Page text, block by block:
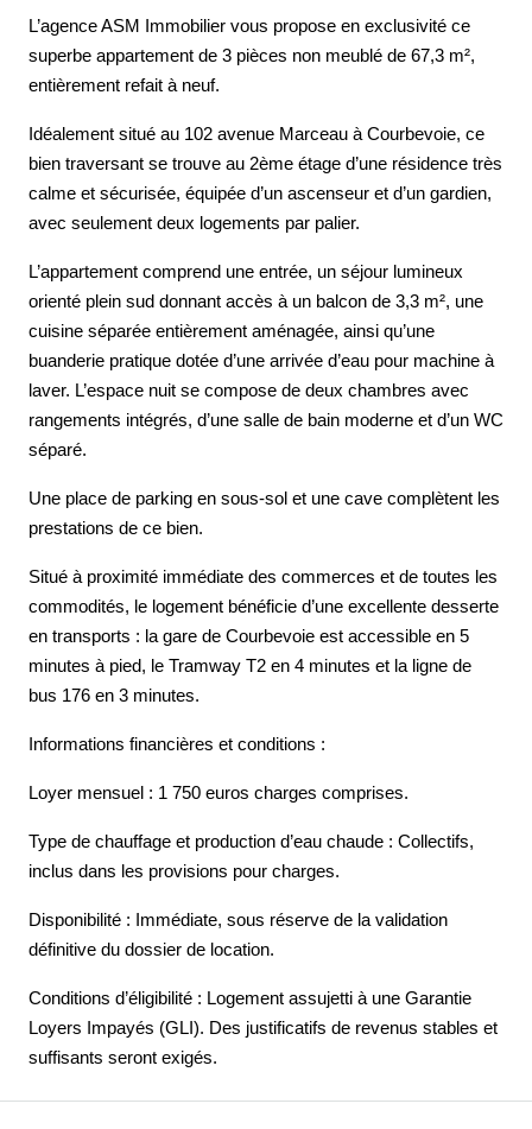
L’agence ASM Immobilier vous propose en exclusivité ce
superbe appartement de 3 pièces non meublé de 67,3 m²,
entièrement refait à neuf.
Idéalement situé au 102 avenue Marceau à Courbevoie, ce
bien traversant se trouve au 2ème étage d’une résidence très
calme et sécurisée, équipée d’un ascenseur et d’un gardien,
avec seulement deux logements par palier.
L’appartement comprend une entrée, un séjour lumineux
orienté plein sud donnant accès à un balcon de 3,3 m², une
cuisine séparée entièrement aménagée, ainsi qu’une
buanderie pratique dotée d’une arrivée d’eau pour machine à
laver. L’espace nuit se compose de deux chambres avec
rangements intégrés, d’une salle de bain moderne et d’un WC
séparé.
Une place de parking en sous-sol et une cave complètent les
prestations de ce bien.
Situé à proximité immédiate des commerces et de toutes les
commodités, le logement bénéficie d’une excellente desserte
en transports : la gare de Courbevoie est accessible en 5
minutes à pied, le Tramway T2 en 4 minutes et la ligne de
bus 176 en 3 minutes.
Informations financières et conditions :
Loyer mensuel : 1 750 euros charges comprises.
Type de chauffage et production d’eau chaude : Collectifs,
inclus dans les provisions pour charges.
Disponibilité : Immédiate, sous réserve de la validation
définitive du dossier de location.
Conditions d’éligibilité : Logement assujetti à une Garantie
Loyers Impayés (GLI). Des justificatifs de revenus stables et
suffisants seront exigés.